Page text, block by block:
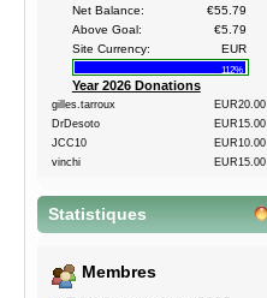
Net Balance:
€55.79
Above Goal:
€5.79
Site Currency:
EUR
112%
Year 2026 Donations
gilles.tarroux
EUR20.00
DrDesoto
EUR15.00
JCC10
EUR10.00
vinchi
EUR15.00
Statistiques
Membres